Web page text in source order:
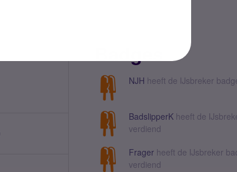
NJH heeft de IJsbreker
BadslipperK heeft de
verdiend
Frager heeft de IJsbreker
verdiend